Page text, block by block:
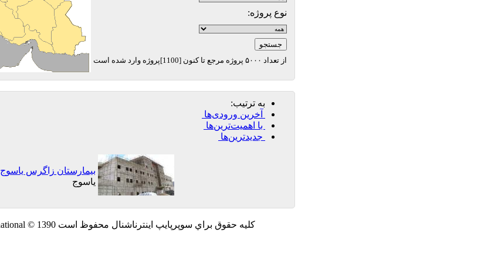
نوع پروژه:
از تعداد ۵۰۰۰ پروژه مرجع تا کنون [1100]پروژه وارد شده است
به ترتیب:
آخرین ورودی‌ها
با اهمیت‌ترین‌ها
جدیدترین‌ها
بیمارستان زاگرس یاسوج
یاسوج
كليه حقوق براي سوپرپايپ اينترناشنال محفوظ است SuperPipe International © 1390